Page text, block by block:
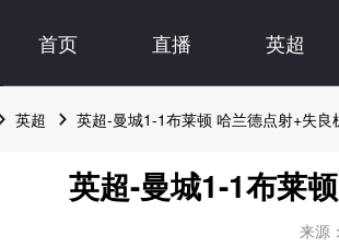
首页 直播 英超
英超 英超-曼城1-1布莱顿 哈兰德点射+失良
英超-曼城1-1布莱
来源